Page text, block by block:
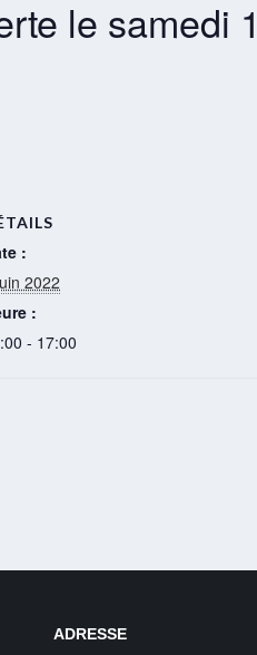
le samedi
:
2022
:
- 17:00
ADRESSE